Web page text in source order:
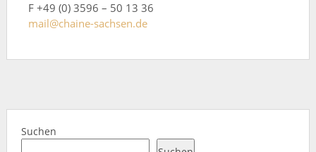
F +49 (0) 3596 – 50 13 36
mail@chaine-sachsen.de
Suchen